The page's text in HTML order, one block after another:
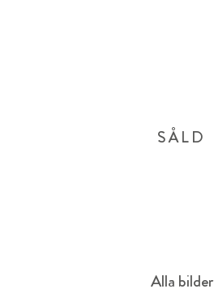
SÅLD
Alla bilder